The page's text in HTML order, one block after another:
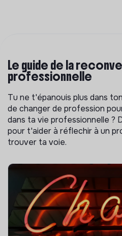
Le guide de la
professionnelle
Tu ne t'épanouis plus dans
de changer de profession
dans ta vie professionnelle ?
pour t'aider à réflechir à un
trouver ta voie.